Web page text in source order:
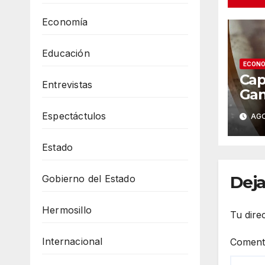
Economía
Educación
Entrevistas
Espectáctulos
Estado
Gobierno del Estado
Hermosillo
Internacional
de
Tu